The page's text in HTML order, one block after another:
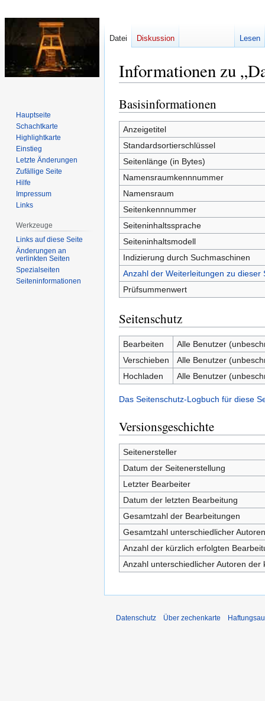
Informationen zu
Zur
Navigation
springen
Zur
Suche
springen
Basisinformationen
Anzeigetitel
Standardsortierschlüssel
Seitenlänge (in Bytes)
Namensraumkennnummer
Namensraum
Seitenkennnummer
Seiteninhaltssprache
Seiteninhaltsmodell
Indizierung durch Suchmaschinen
Anzahl der Weiterleitungen zu dieser
Prüfsummenwert
Seitenschutz
Bearbeiten
Alle Benutzer
Verschieben
Alle Benutzer
Hochladen
Alle Benutzer
Das Seitenschutz-Logbuch für diese
Versionsgeschichte
Seitenersteller
Datum der Seitenerstellung
Letzter Bearbeiter
Datum der letzten Bearbeitung
Gesamtzahl der Bearbeitungen
Gesamtzahl unterschiedlicher Autoren
Anzahl der kürzlich erfolgten
Anzahl unterschiedlicher Autoren
Datei Diskussion Lesen
Hauptseite
Schachtkarte
Highlightkarte
Einstieg
Letzte Änderungen
Zufällige Seite
Hilfe
Impressum
Links
Werkzeuge
Links auf diese Seite
Änderungen an
verlinkten Seiten
Spezialseiten
Seiten­­informationen
Datenschutz Über zechenkarte